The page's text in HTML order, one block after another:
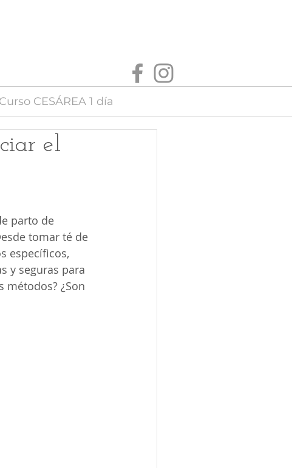
Curso CESÁREA 1 día
el
parto de
tomar té de
específicos,
y seguras para
métodos? ¿Son